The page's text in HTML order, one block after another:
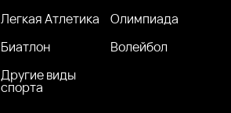
Легкая Атлетика
Олимпиада
Биатлон
Волейбол
Другие виды
спорта